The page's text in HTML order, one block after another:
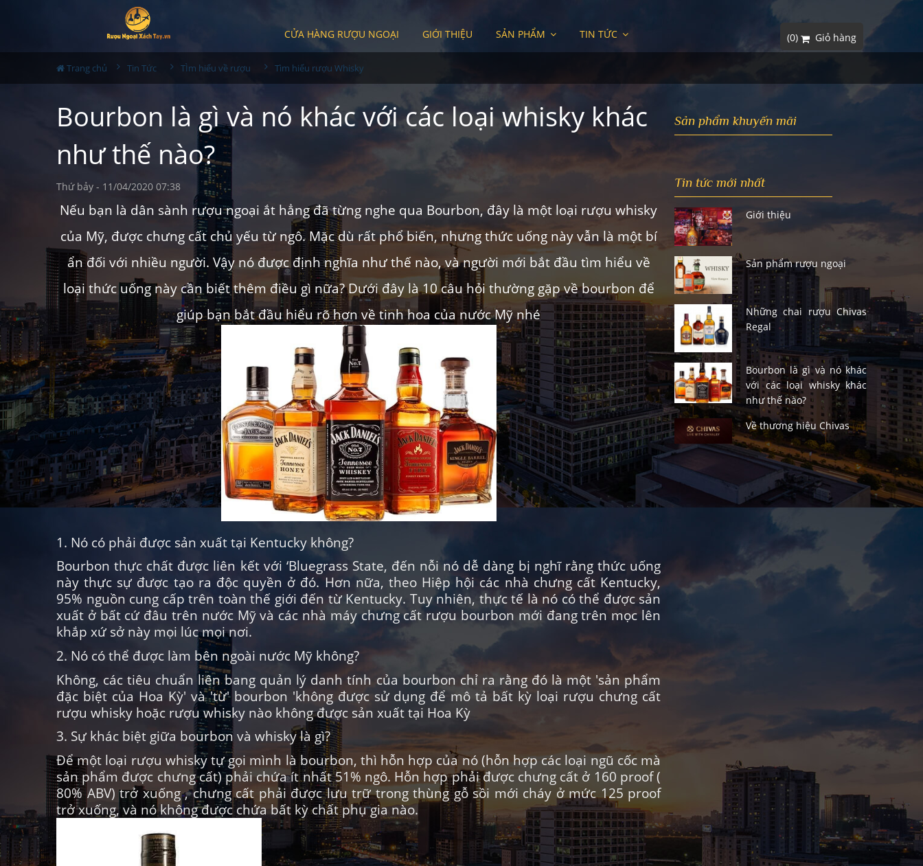
CỬA HÀNG RƯỢU NGOẠI GIỚI THIỆU SẢN PHẨM TIN TỨC (0) Giỏ hàng
Trang chủ Tin Tức TÌm hiểu về rượu Tìm hiểu rượu Whisky
Bourbon là gì và nó khác với các loại whisky khác
như thế nào?
Thứ bảy - 11/04/2020 07:38
Nếu bạn là dân sành rượu ngoại ắt hẳng đã từng nghe qua Bourbon, đây là một loại rượu whisky
của Mỹ, được chưng cất chủ yếu từ ngô. Mặc dù rất phổ biến, nhưng thức uống này vẫn là một bí
ẩn đối với nhiều người. Vậy nó được định nghĩa như thế nào, và người mới bắt đầu tìm hiểu về
loại thức uống này cần biết thêm điều gì nữa? Dưới đây là 10 câu hỏi thường gặp về bourbon để
giúp bạn bắt đầu hiểu rõ hơn về tinh hoa của nước Mỹ nhé
1. Nó có phải được sản xuất tại Kentucky không?
Bourbon thực chất được liên kết với ‘Bluegrass State, đến nỗi nó dễ dàng bị nghĩ rằng thức uống
này thực sự được tạo ra độc quyền ở đó. Hơn nữa, theo Hiệp hội các nhà chưng cất Kentucky,
95% nguồn cung cấp trên toàn thế giới đến từ Kentucky. Tuy nhiên, thực tế là nó có thể được sản
xuất ở bất cứ đâu trên nước Mỹ và các nhà máy chưng cất rượu bourbon mới đang trên mọc lên
khắp xứ sở này mọi lúc mọi nơi.
2. Nó có thể được làm bên ngoài nước Mỹ không?
Không, các tiêu chuẩn liên bang quản lý danh tính của bourbon chỉ ra rằng đó là một 'sản phẩm
đặc biệt của Hoa Kỳ' và 'từ' bourbon 'không được sử dụng để mô tả bất kỳ loại rượu chưng cất
rượu whisky hoặc rượu whisky nào không được sản xuất tại Hoa Kỳ
3. Sự khác biệt giữa bourbon và whisky là gì?
Để một loại rượu whisky tự gọi mình là bourbon, thì hỗn hợp của nó (hỗn hợp các loại ngũ cốc mà
sản phẩm được chưng cất) phải chứa ít nhất 51% ngô. Hỗn hợp phải được chưng cất ở 160 proof (
80% ABV) trở xuống , chưng cất phải được lưu trữ trong thùng gỗ sồi mới cháy ở mức 125 proof
trở xuống, và nó không được chứa bất kỳ chất phụ gia nào.
Sản phẩm khuyến mãi
Tin tức mới nhất
Giới thiệu
Sản phẩm rượu ngoại
Những chai rượu Chivas
Regal
Bourbon là gì và nó khác
với các loại whisky khác
như thế nào?
Về thương hiệu Chivas